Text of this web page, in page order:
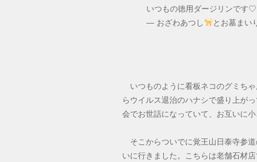
いつもの徳用ダージリンです♡
— おざわあつし
とお墓まい
いつものように看板ネコのグミち
らウイルス退治のハナシで盛り上が
会でお世話になっていて、お互いに
そこからついでに覚王山日泰寺参
いに行きました。こちらは老舗石材